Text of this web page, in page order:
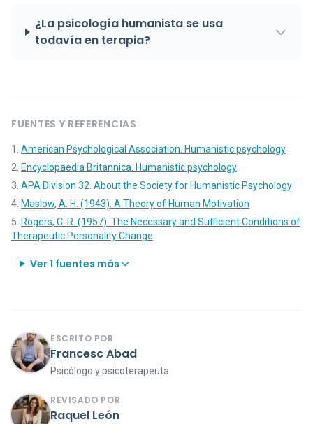
¿La psicología humanista se usa
todavía en terapia?
FUENTES Y REFERENCIAS
American Psychological Association. Humanistic psychology
Encyclopaedia Britannica. Humanistic psychology
APA Division 32. About the Society for Humanistic Psychology
Maslow, A. H. (1943). A Theory of Human Motivation
Rogers, C. R. (1957). The Necessary and Sufficient Conditions of
Therapeutic Personality Change
Ver 1 fuentes más
ESCRITO POR
Francesc Abad
Psicólogo y psicoterapeuta
REVISADO POR
Raquel León